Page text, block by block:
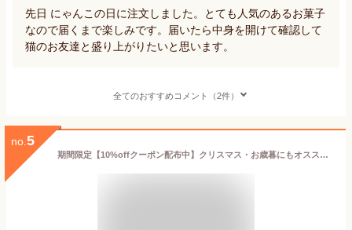
先日 にゃんこの日に注文しました。とても人気のあるお菓子
なので届くまで楽しみです。届いたら中身を開けて確認して
猫のお友達と盛り上がりたいと思います。
全てのおすすめコメント（2件）
no. 5
期間限定【10%offクーポン配布中】クリスマス・お歳暮にもオススメ！DADACA 公式《選べる3種！こねこのこねこねクッキー缶 CHOCOLATE 》【送料無料】北海道 お土産 チョコがけクッキー プレゼント 洋菓子 スイーツ 手土産 ギフト ねこ かわいい 猫 焼き菓子